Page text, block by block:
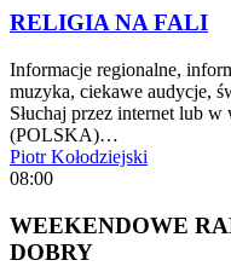
RELIGIA NA FALI
Informacje regionalne,
muzyka, ciekawe audycje,
Słuchaj przez internet lub
(POLSKA)…
Piotr Kołodziejski
08:00
WEEKENDOWE
DOBRY